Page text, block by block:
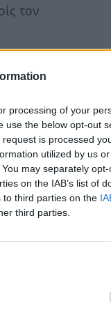
processing of your
use the below opt-out
is processed
utilized by us
may separately
on the IAB’s list of
to third parties on the
third parties.
τον
έχουν
κόμματα
όπως
αν
θα έχουν
απλός: